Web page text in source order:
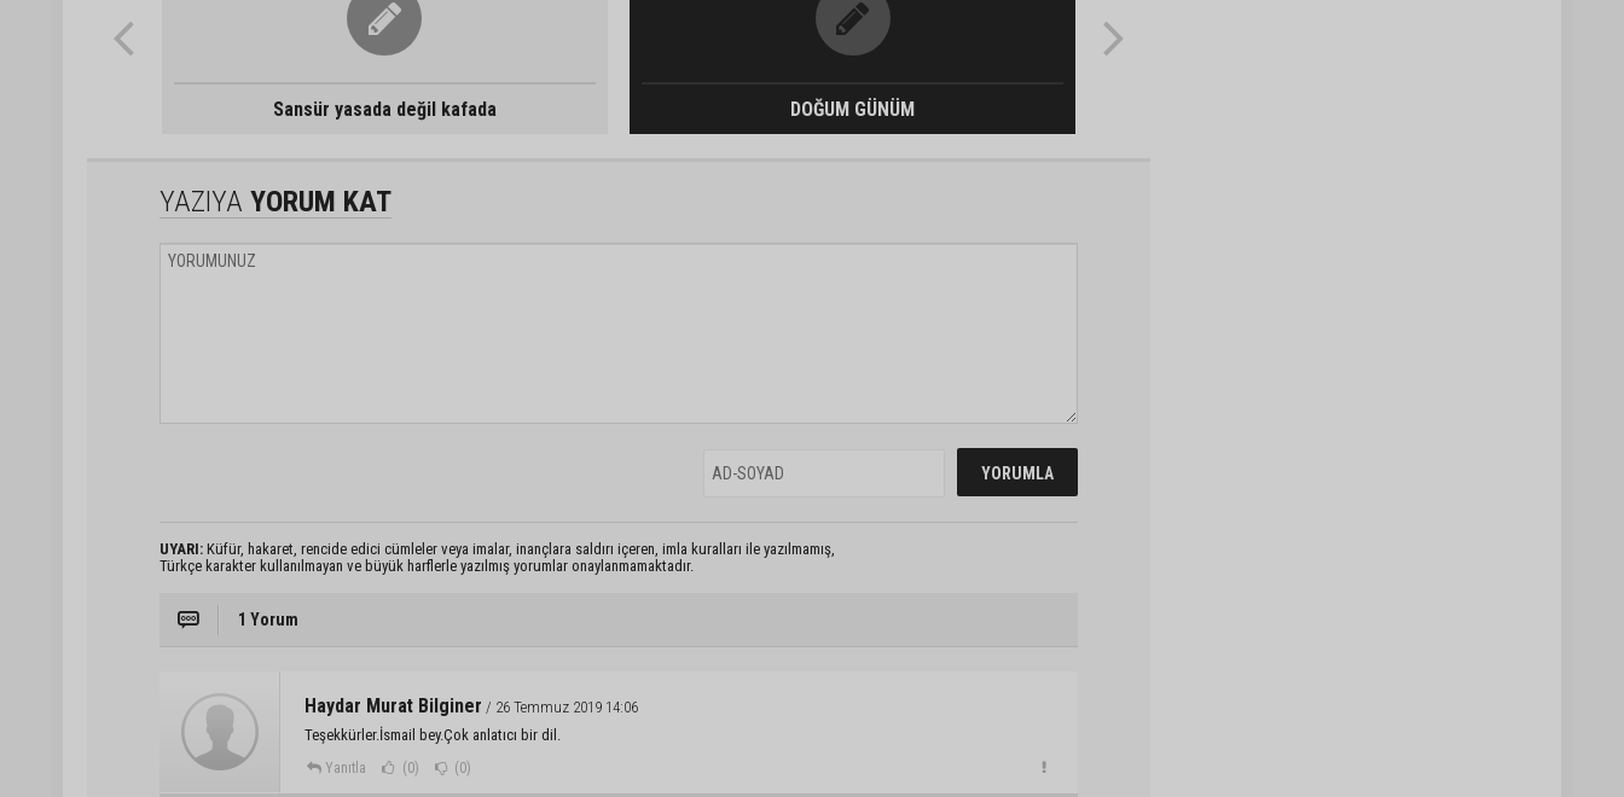
Sansür yasada değil kafada DOĞUM GÜNÜM
YAZIYA YORUM KAT
UYARI: Küfür, hakaret, rencide edici cümleler veya imalar, inançlara saldırı içeren, imla kuralları ile yazılmamış,
Türkçe karakter kullanılmayan ve büyük harflerle yazılmış yorumlar onaylanmamaktadır.
1 Yorum
Haydar Murat Bilginer / 26 Temmuz 2019 14:06
Teşekkürler.İsmail bey.Çok anlatıcı bir dil.
Yanıtla (0) (0)